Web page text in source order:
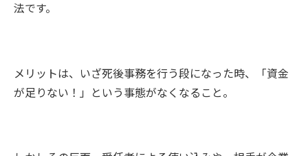
法です。
メリットは、いざ死後事務を行う段になった時、「資金
が足りない！」という事態がなくなること。